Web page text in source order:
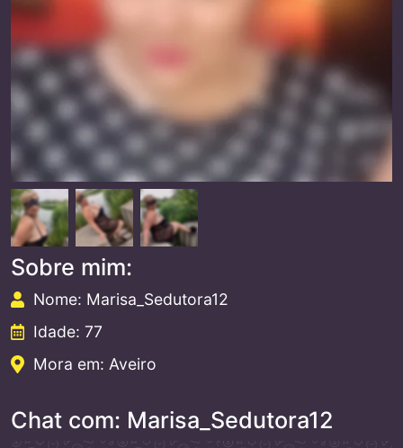
Sobre mim:
Nome: Marisa_Sedutora12
Idade: 77
Mora em: Aveiro
Chat com: Marisa_Sedutora12